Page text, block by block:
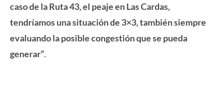
caso de la Ruta 43, el peaje en Las Cardas,
tendríamos una situación de 3×3, también siempre
evaluando la posible congestión que se pueda
generar”.